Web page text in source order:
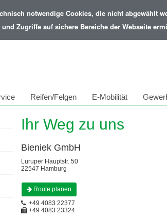
notwendige Cookies, die nicht abgewählt
Zugriffe auf sichere Bereiche der Webseite
Reifen/Felgen E-Mobilität
Ihr Weg zu uns
Bieniek GmbH
Luruper Hauptstr. 50
22547 Hamburg
Route planen
+49 4083 22377
+49 4083 23324